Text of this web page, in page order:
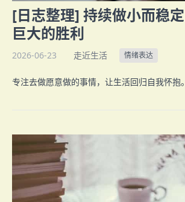
[日志整理] 持续做小而稳
巨大的胜利
2026-06-23 走近生活 情绪表达
专注去做愿意做的事情，让生活回归自我怀抱。